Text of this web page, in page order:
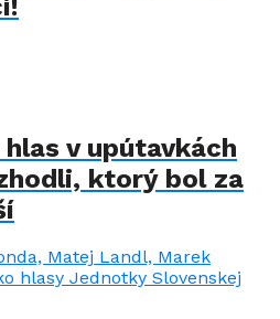
v upútavkách
ktorý bol za